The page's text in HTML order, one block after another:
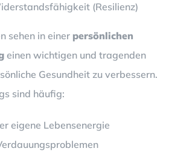
(Resilienz)
sehen in einer persönlichen
einen wichtigen und tragenden
Gesundheit zu verbessern.
sind häufig:
eigene Lebensenergie